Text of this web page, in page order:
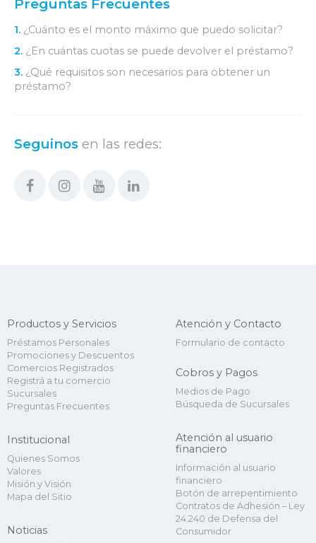
Preguntas Frecuentes
1. ¿Cuánto es el monto máximo que puedo solicitar?
2. ¿En cuántas cuotas se puede devolver el préstamo?
3. ¿Qué requisitos son necesarios para obtener un
préstamo?
Seguinos en las redes:
Productos y Servicios
Préstamos Personales
Promociones y Descuentos
Comercios Registrados
Registrá a tu comercio
Sucursales
Preguntas Frecuentes
Institucional
Quienes Somos
Valores
Misión y Visión
Mapa del Sitio
Noticias
Atención y Contacto
Formulario de contacto
Cobros y Pagos
Medios de Pago
Búsqueda de Sucursales
Atención al usuario
financiero
Información al usuario
financiero
Botón de arrepentimiento
Contratos de Adhesión – Ley
24.240 de Defensa del
Consumidor